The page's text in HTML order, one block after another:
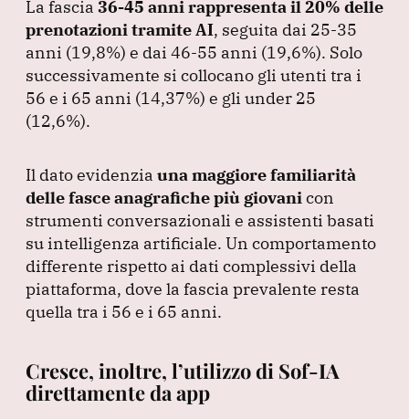
La fascia 36-45 anni rappresenta il 20% delle
prenotazioni tramite AI, seguita dai 25-35
anni (19,8%) e dai 46-55 anni (19,6%). Solo
successivamente si collocano gli utenti tra i
56 e i 65 anni (14,37%) e gli under 25
(12,6%).
Il dato evidenzia una maggiore familiarità
delle fasce anagrafiche più giovani con
strumenti conversazionali e assistenti basati
su intelligenza artificiale. Un comportamento
differente rispetto ai dati complessivi della
piattaforma, dove la fascia prevalente resta
quella tra i 56 e i 65 anni.
Cresce, inoltre, l’utilizzo di Sof-IA
direttamente da app